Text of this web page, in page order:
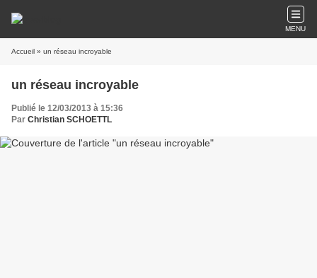
MENU
Accueil » un réseau incroyable
un réseau incroyable
Publié le 12/03/2013 à 15:36
Par Christian SCHOETTL